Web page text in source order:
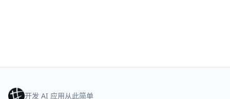
开发 AI 应用从此简单